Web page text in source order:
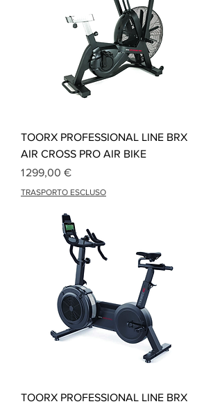
TOORX PROFESSIONAL LINE BRX
AIR CROSS PRO AIR BIKE
Prix
1 299,00 €
TRASPORTO ESCLUSO
TOORX PROFESSIONAL LINE BRX